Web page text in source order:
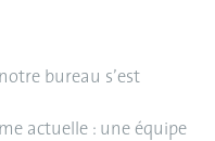
bureau s’est
actuelle : une équipe